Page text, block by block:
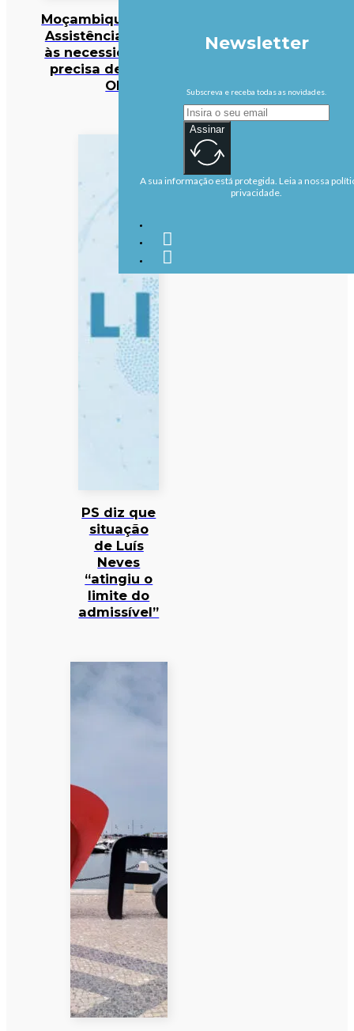
Moçambique/Ataques:
Assistência responde
às necessidades mas
precisa de reforço –
OIM
PS diz que
situação
de Luís
Neves
“atingiu o
limite do
admissível”
Newsletter
Subscreva e receba todas as novidades.
Assinar
A sua informação está protegida. Leia a nossa
privacidade.